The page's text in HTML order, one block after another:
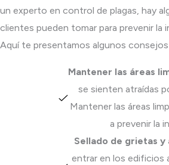
un experto en control de plagas, hay
clientes pueden tomar para prevenir la
Aquí te presentamos algunos
Mantener las áreas
se sienten atraídas
Mantener las áreas
a prevenir la
Sellado de grietas y
entrar en los edificios